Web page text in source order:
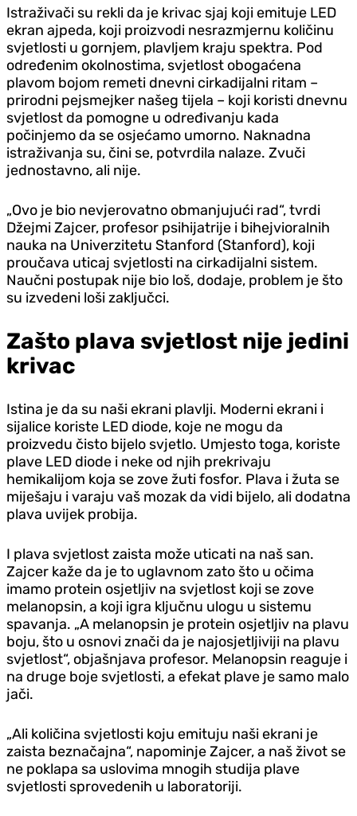
Istraživači su rekli da je krivac sjaj koji emituje LED
ekran ajpeda, koji proizvodi nesrazmjernu količinu
svjetlosti u gornjem, plavljem kraju spektra. Pod
određenim okolnostima, svjetlost obogaćena
plavom bojom remeti dnevni cirkadijalni ritam –
prirodni pejsmejker našeg tijela – koji koristi dnevnu
svjetlost da pomogne u određivanju kada
počinjemo da se osjećamo umorno. Naknadna
istraživanja su, čini se, potvrdila nalaze. Zvuči
jednostavno, ali nije.
„Ovo je bio nevjerovatno obmanjujući rad“, tvrdi
Džejmi Zajcer, profesor psihijatrije i bihejvioralnih
nauka na Univerzitetu Stanford (Stanford), koji
proučava uticaj svjetlosti na cirkadijalni sistem.
Naučni postupak nije bio loš, dodaje, problem je što
su izvedeni loši zaključci.
Zašto plava svjetlost nije jedini
krivac
Istina je da su naši ekrani plavlji. Moderni ekrani i
sijalice koriste LED diode, koje ne mogu da
proizvedu čisto bijelo svjetlo. Umjesto toga, koriste
plave LED diode i neke od njih prekrivaju
hemikalijom koja se zove žuti fosfor. Plava i žuta se
miješaju i varaju vaš mozak da vidi bijelo, ali dodatna
plava uvijek probija.
I plava svjetlost zaista može uticati na naš san.
Zajcer kaže da je to uglavnom zato što u očima
imamo protein osjetljiv na svjetlost koji se zove
melanopsin, a koji igra ključnu ulogu u sistemu
spavanja. „A melanopsin je protein osjetljiv na plavu
boju, što u osnovi znači da je najosjetljiviji na plavu
svjetlost“, objašnjava profesor. Melanopsin reaguje i
na druge boje svjetlosti, a efekat plave je samo malo
jači.
„Ali količina svjetlosti koju emituju naši ekrani je
zaista beznačajna“, napominje Zajcer, a naš život se
ne poklapa sa uslovima mnogih studija plave
svjetlosti sprovedenih u laboratoriji.